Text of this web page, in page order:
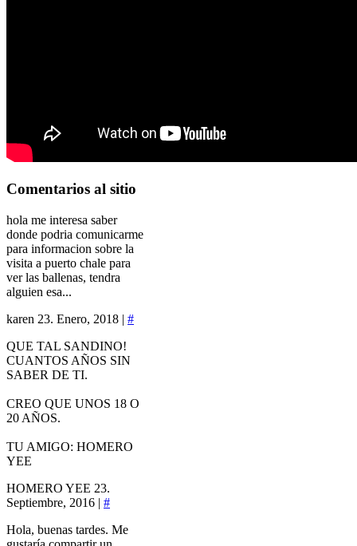
Comentarios al sitio
hola me interesa saber
donde podria comunicarme
para informacion sobre la
visita a puerto chale para
ver las ballenas, tendra
alguien esa...
karen 23. Enero, 2018 | #
QUE TAL SANDINO!
CUANTOS AÑOS SIN
SABER DE TI.
CREO QUE UNOS 18 O
20 AÑOS.
TU AMIGO: HOMERO
YEE
HOMERO YEE 23.
Septiembre, 2016 | #
Hola, buenas tardes. Me